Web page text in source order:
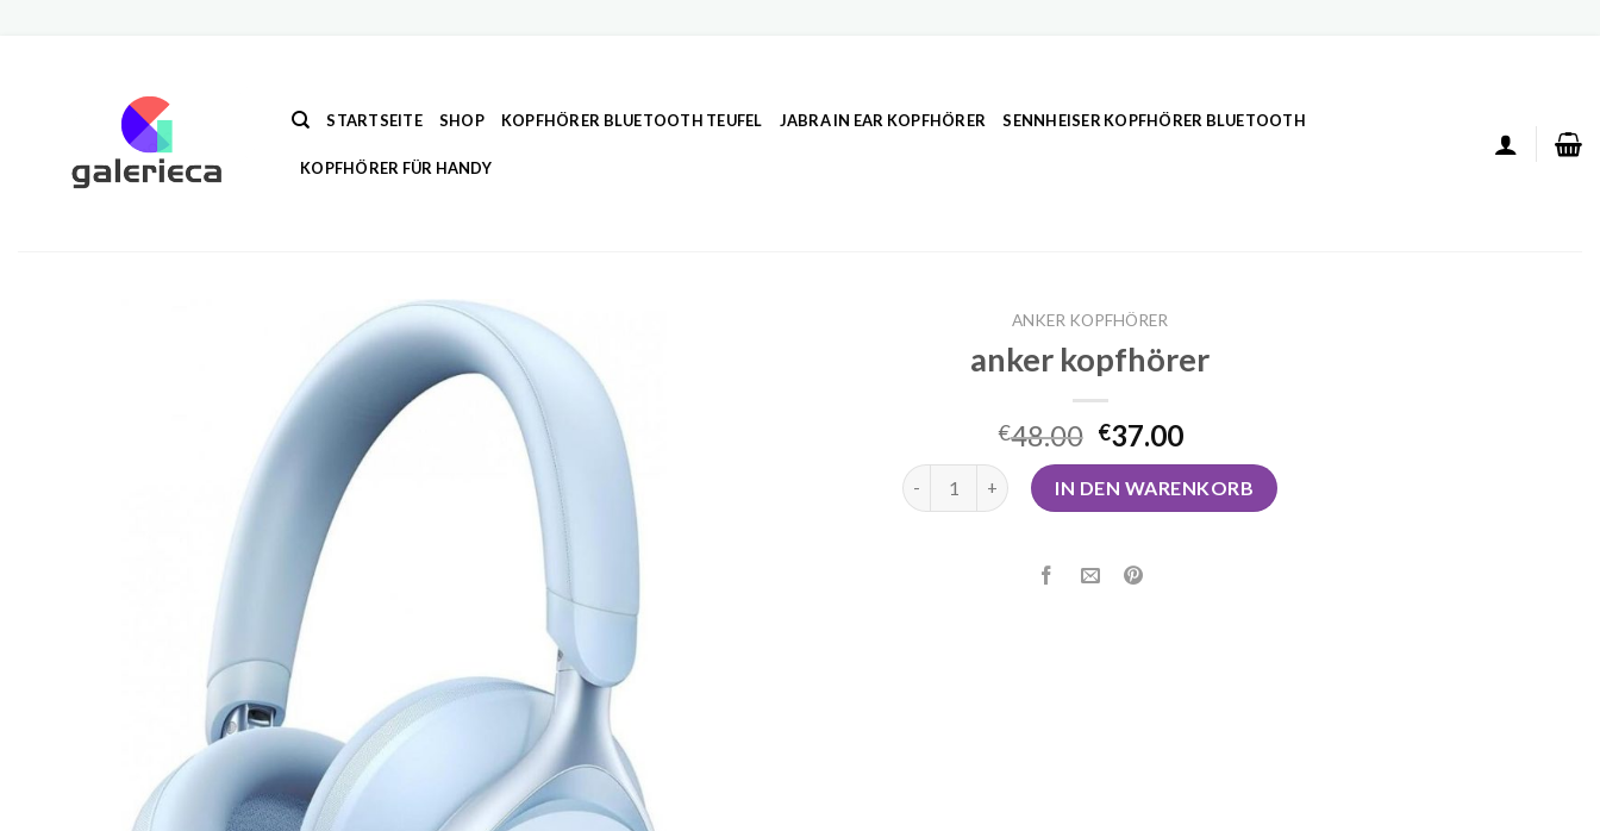
STARTSEITE SHOP KOPFHÖRER BLUETOOTH TEUFEL JABRA IN EAR KOPFHÖRER SENNHEISER KOPFHÖRER BLUETOOTH
KOPFHÖRER FÜR HANDY
ANKER KOPFHÖRER
anker kopfhörer
€48.00 €37.00
anker kopfhörer MengeIN DEN WARENKORB